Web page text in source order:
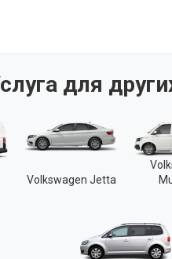
для
Volkswagen Jetta